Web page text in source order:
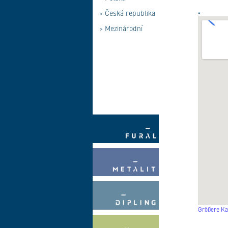
> Česká republika
> Mezinárodní
.
Größere